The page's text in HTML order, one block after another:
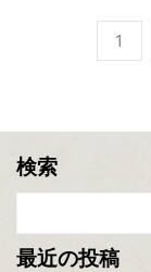
1
検索
最近の投稿